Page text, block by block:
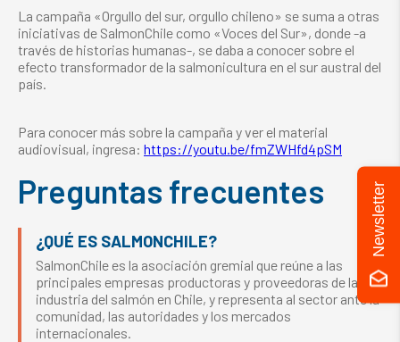
La campaña «Orgullo del sur, orgullo chileno» se suma a otras
iniciativas de SalmonChile como «Voces del Sur», donde -a
través de historias humanas-, se daba a conocer sobre el
efecto transformador de la salmonicultura en el sur austral del
país.
Para conocer más sobre la campaña y ver el material
audiovisual, ingresa: https://youtu.be/fmZWHfd4pSM
Preguntas frecuentes
¿QUÉ ES SALMONCHILE?
SalmonChile es la asociación gremial que reúne a las
principales empresas productoras y proveedoras de la
industria del salmón en Chile, y representa al sector ante la
comunidad, las autoridades y los mercados
internacionales.
Newsletter